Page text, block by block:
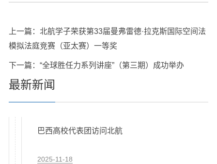
上一篇： 北航学子荣获第33届曼弗雷德·拉克斯国际空间法
模拟法庭竞赛（亚太赛）一等奖
下一篇： “全球胜任力系列讲座”（第三期）成功举办
最新新闻
巴西高校代表团访问北航
2025-11-18